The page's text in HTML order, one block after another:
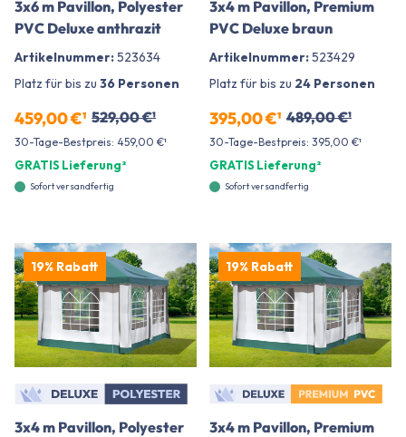
3x6 m Pavillon, Polyester
PVC Deluxe anthrazit
Artikelnummer:523634
Platz für bis zu 36 Personen
459,00 €¹ 529,00 €¹
30-Tage-Bestpreis: 459,00 €¹
GRATIS Lieferung²
Sofort versandfertig
3x4 m Pavillon, Premium
PVC Deluxe braun
Artikelnummer:523429
Platz für bis zu 24 Personen
395,00 €¹ 489,00 €¹
30-Tage-Bestpreis: 395,00 €¹
GRATIS Lieferung²
Sofort versandfertig
19% Rabatt
3x4 m Pavillon, Polyester
19% Rabatt
3x4 m Pavillon, Premium